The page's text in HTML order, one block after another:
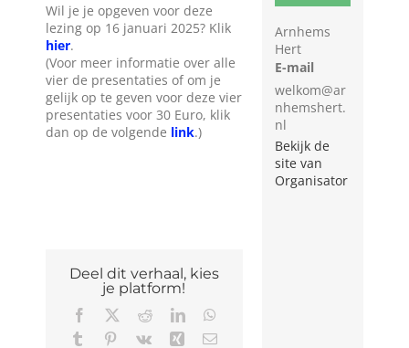
Wil je je opgeven voor deze
lezing op 16 januari 2025? Klik
hier.
(Voor meer informatie over alle
vier de presentaties of om je
gelijk op te geven voor deze vier
presentaties voor 30 Euro, klik
dan op de volgende link.)
Deel dit verhaal, kies
je platform!
Facebook RedditLinkedInWhatsApp
Tumblr Pinterest
Vk Xing E-
Arnhems
Hert
E-mail
welkom@ar
nhemshert.
nl
Bekijk de
site van
Organisator